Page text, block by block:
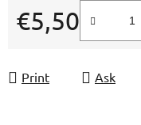
€5,50
Measure price:
Print Ask